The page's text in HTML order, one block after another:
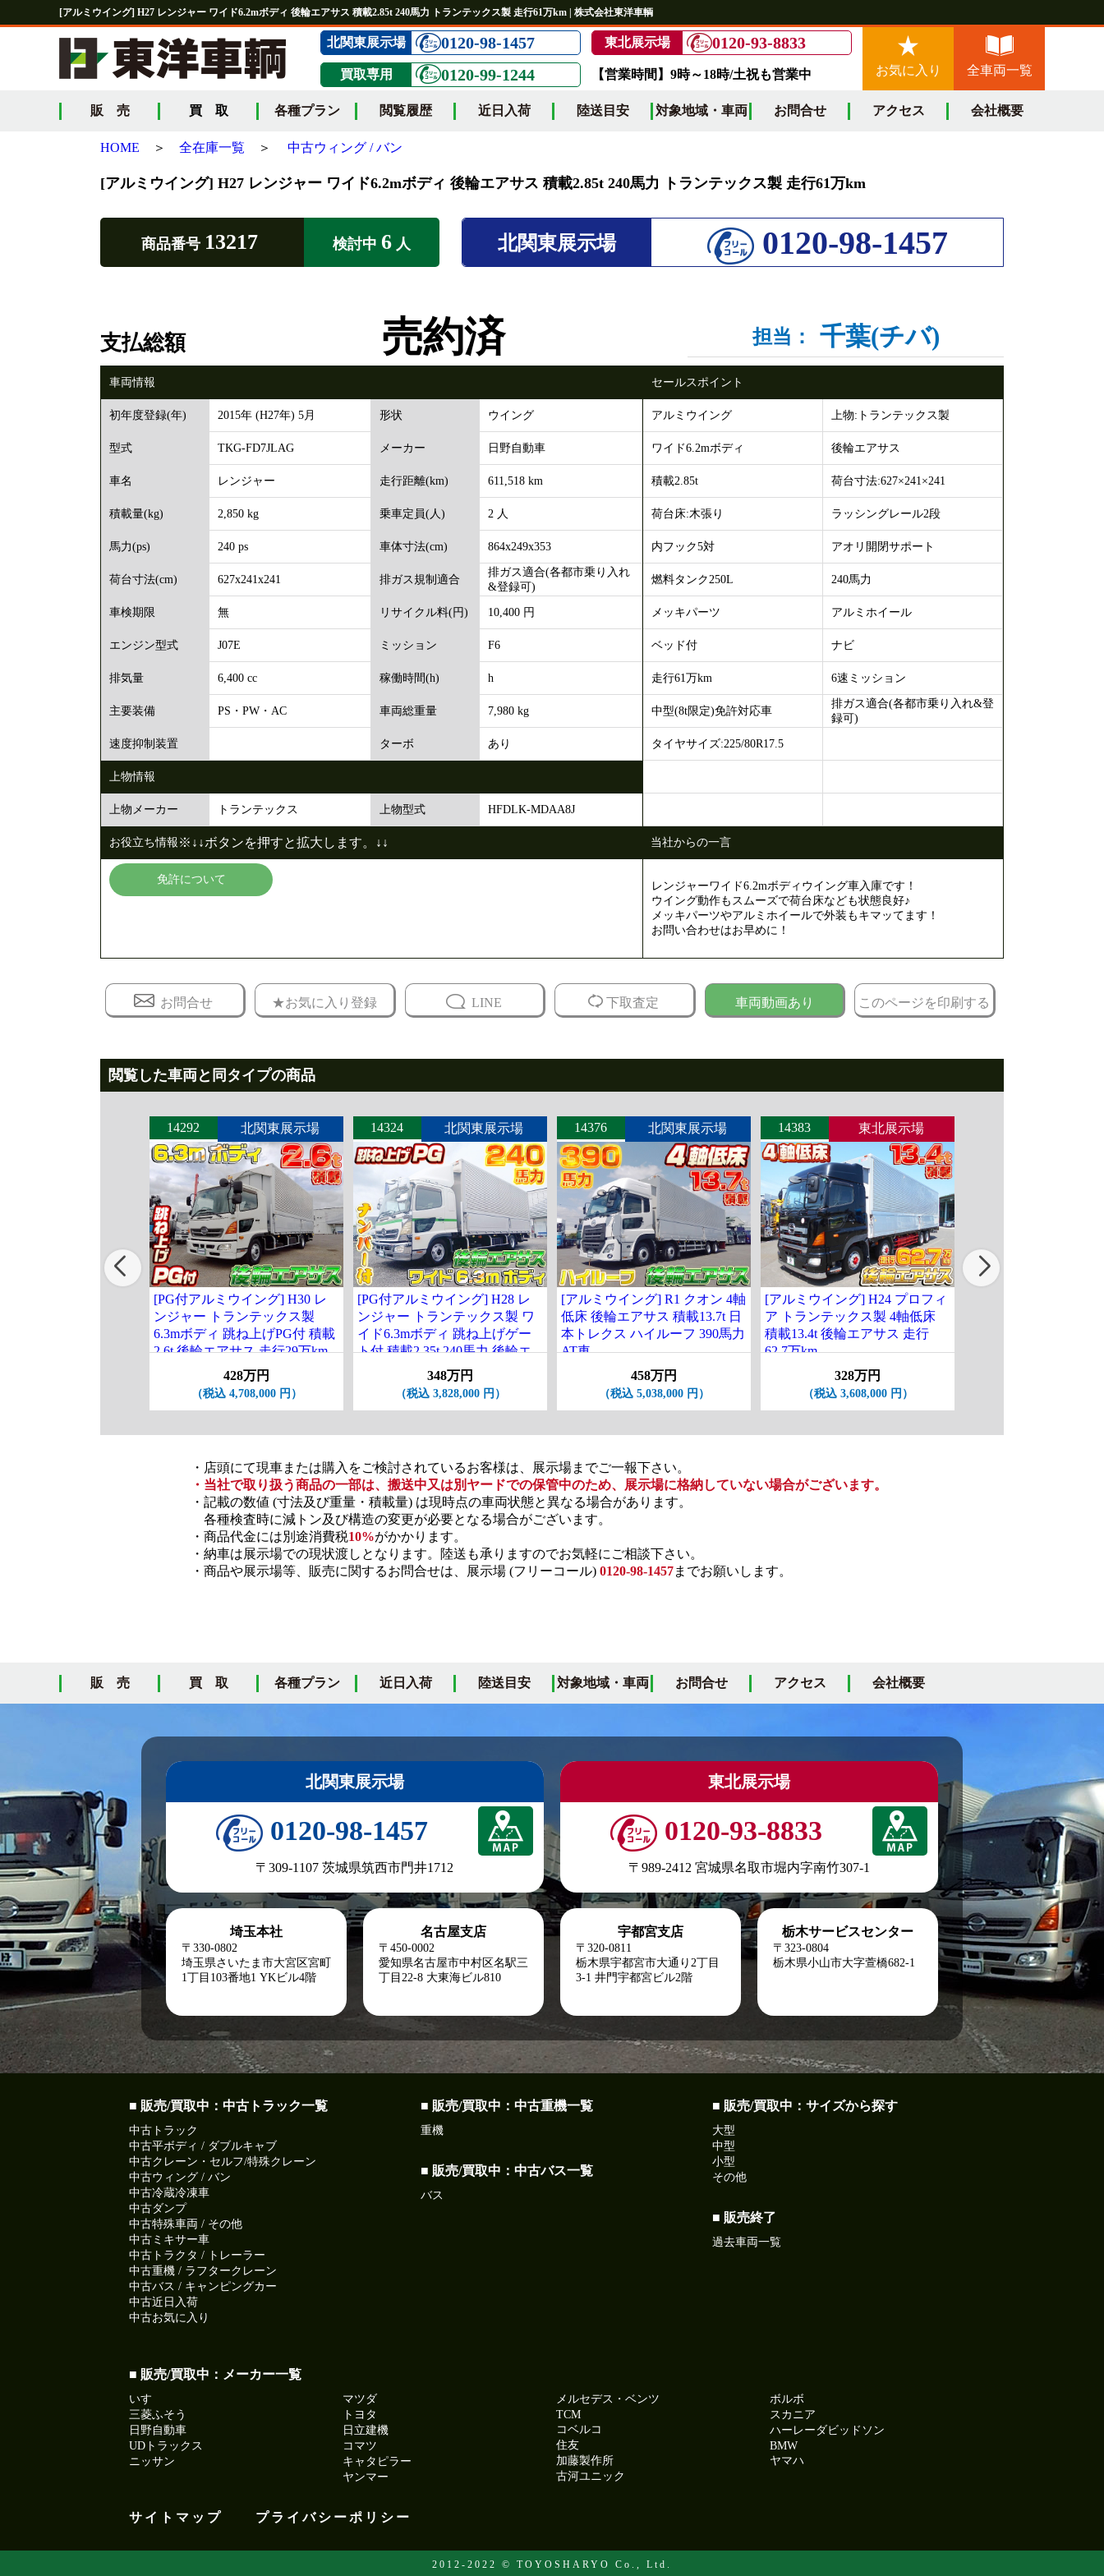
[アルミウイング] H27 レンジャー ワイド6.2mボディ 後輪エアサス 積載2.85t 240馬力 トランテックス製 走行61万km | 株式会社東洋車輌
北関東展示場 0120-98-1457 東北展示場 0120-93-8833
買取専用 0120-99-1244 【営業時間】9時～18時/土祝も営業中 お気に入り 全車両一覧
販 売 買 取 各種プラン 閲覧履歴 近日入荷 陸送目安 対象地域・車両 お問合せ アクセス 会社概要
HOME ＞ 全在庫一覧 ＞ 中古ウィング / バン
[アルミウイング] H27 レンジャー ワイド6.2mボディ 後輪エアサス 積載2.85t 240馬力 トランテックス製 走行61万km
商品番号 13217 検討中 6 人 北関東展示場 0120-98-1457
支払総額 売約済 担当： 千葉(チバ)
車両情報
初年度登録(年) 2015年 (H27年) 5月 形状 ウイング
型式 TKG-FD7JLAG メーカー 日野自動車
車名 レンジャー 走行距離(km) 611,518 km
積載量(kg) 2,850 kg 乗車定員(人) 2 人
馬力(ps) 240 ps 車体寸法(cm) 864x249x353
荷台寸法(cm) 627x241x241 排ガス規制適合
排ガス適合(各都市乗り入れ
&登録可)
車検期限 無 リサイクル料(円) 10,400 円
エンジン型式 J07E ミッション F6
排気量 6,400 cc 稼働時間(h) h
主要装備 PS・PW・AC 車両総重量 7,980 kg
速度抑制装置 ターボ あり
上物情報
上物メーカー トランテックス 上物型式 HFDLK-MDAA8J
セールスポイント
アルミウイング 上物:トランテックス製
ワイド6.2mボディ 後輪エアサス
積載2.85t 荷台寸法:627×241×241
荷台床:木張り ラッシングレール2段
内フック5対 アオリ開閉サポート
燃料タンク250L 240馬力
メッキパーツ アルミホイール
ベッド付 ナビ
走行61万km 6速ミッション
中型(8t限定)免許対応車
排ガス適合(各都市乗り入れ&登
録可)
タイヤサイズ:225/80R17.5
お役立ち情報 ※↓↓ボタンを押すと拡大します。↓↓
免許について
当社からの一言
レンジャーワイド6.2mボディウイング車入庫です！
ウイング動作もスムーズで荷台床なども状態良好♪
メッキパーツやアルミホイールで外装もキマッてます！
お問い合わせはお早めに！
お問合せ ★お気に入り登録 LINE 下取査定 車両動画あり このページを印刷する
閲覧した車両と同タイプの商品
14292 北関東展示場
[PG付アルミウイング] H30 レ
ンジャー トランテックス製
6.3mボディ 跳ね上げPG付 積載
2.6t 後輪エアサス 走行29万km
428万円
（税込 4,708,000 円）
14324 北関東展示場
[PG付アルミウイング] H28 レ
ンジャー トランテックス製 ワ
イド6.3mボディ 跳ね上げゲー
ト付 積載2.35t 240馬力 後輪エ
アサス ナンバー付
348万円
（税込 3,828,000 円）
14376 北関東展示場
[アルミウイング] R1 クオン 4軸
低床 後輪エアサス 積載13.7t 日
本トレクス ハイルーフ 390馬力
AT車
458万円
（税込 5,038,000 円）
14383 東北展示場
[アルミウイング] H24 プロフィ
ア トランテックス製 4軸低床
積載13.4t 後輪エアサス 走行
62.7万km
328万円
（税込 3,608,000 円）
・店頭にて現車または購入をご検討されているお客様は、展示場までご一報下さい。
・当社で取り扱う商品の一部は、搬送中又は別ヤードでの保管中のため、展示場に格納していない場合がございます。
・記載の数値 (寸法及び重量・積載量) は現時点の車両状態と異なる場合があります。
各種検査時に減トン及び構造の変更が必要となる場合がございます。
・商品代金には別途消費税10%がかかります。
・納車は展示場での現状渡しとなります。陸送も承りますのでお気軽にご相談下さい。
・商品や展示場等、販売に関するお問合せは、展示場 (フリーコール) 0120-98-1457までお願いします。
販 売 買 取 各種プラン 近日入荷 陸送目安 対象地域・車両 お問合せ アクセス 会社概要
北関東展示場
0120-98-1457
〒309-1107 茨城県筑西市門井1712
東北展示場
0120-93-8833
〒989-2412 宮城県名取市堀内字南竹307-1
埼玉本社
〒330-0802
埼玉県さいたま市大宮区宮町
1丁目103番地1 YKビル4階
名古屋支店
〒450-0002
愛知県名古屋市中村区名駅三
丁目22-8 大東海ビル810
宇都宮支店
〒320-0811
栃木県宇都宮市大通り2丁目
3-1 井門宇都宮ビル2階
栃木サービスセンター
〒323-0804
栃木県小山市大字萱橋682-1
■ 販売/買取中：中古トラック一覧
中古トラック
中古平ボディ / ダブルキャブ
中古クレーン・セルフ/特殊クレーン
中古ウィング / バン
中古冷蔵冷凍車
中古ダンプ
中古特殊車両 / その他
中古ミキサー車
中古トラクタ / トレーラー
中古重機 / ラフタークレーン
中古バス / キャンピングカー
中古近日入荷
中古お気に入り
■ 販売/買取中：中古重機一覧
重機
■ 販売/買取中：中古バス一覧
バス
■ 販売/買取中：サイズから探す
大型
中型
小型
その他
■ 販売終了
過去車両一覧
■ 販売/買取中：メーカー一覧
いすゞ
三菱ふそう
日野自動車
UDトラックス
ニッサン
マツダ
トヨタ
日立建機
コマツ
キャタピラー
ヤンマー
メルセデス・ベンツ
TCM
コベルコ
住友
加藤製作所
古河ユニック
ボルボ
スカニア
ハーレーダビッドソン
BMW
ヤマハ
サイトマップ プライバシーポリシー
2012-2022 © TOYOSHARYO Co., Ltd.